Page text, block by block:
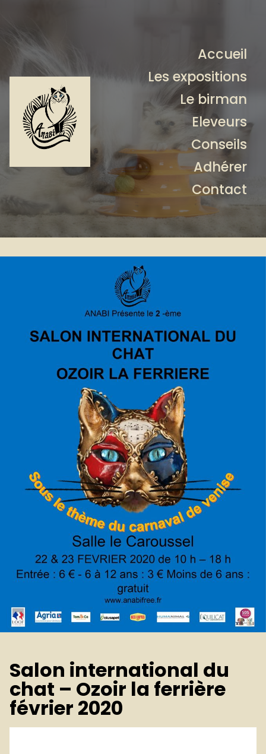
Accueil
Les expositions
Le birman
Eleveurs
Conseils
Adhérer
Contact
Salon international du
chat – Ozoir la ferrière
février 2020